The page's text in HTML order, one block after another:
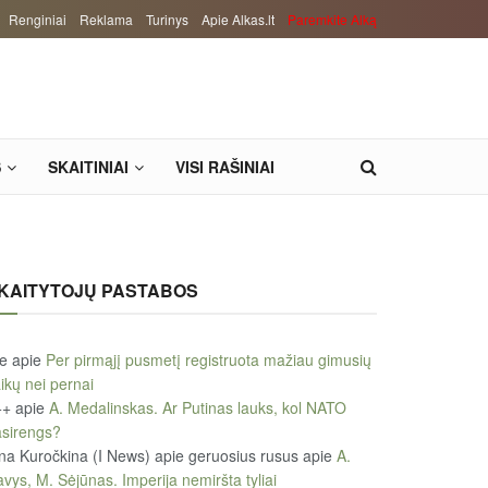
Renginiai Reklama Turinys Apie Alkas.lt Paremkite Alką
SKAITINIAI VISI RAŠINIAI
PASTABOS
apie Per pirmąjį pusmetį registruota mažiau gimusių
nei pernai
apie A. Medalinskas. Ar Putinas lauks, kol NATO
Kuročkina (I News) apie geruosius rusus apie A.
M. Sėjūnas. Imperija nemiršta tyliai